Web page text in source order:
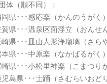
11
月
8
日
(日)
※
問
合
（順不同）：
応楽（かんのうがく）
泉区面浮立（おんせんく
山人形浄瑠璃（さらやま
原楽（なかばるがく）
松里神楽（こまつりか
･士踊（さむらいおどり